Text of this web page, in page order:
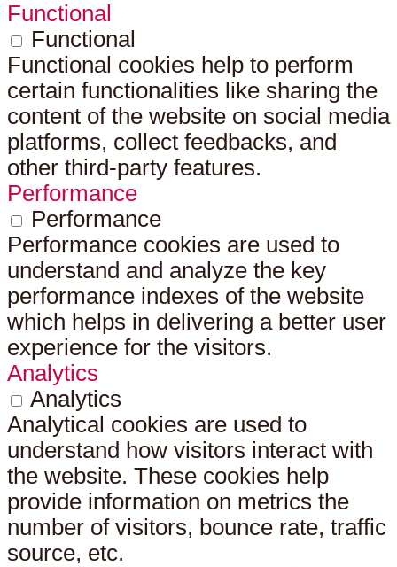
Functional
Functional
Functional cookies help to perform
certain functionalities like sharing the
content of the website on social media
platforms, collect feedbacks, and
other third-party features.
Performance
Performance
Performance cookies are used to
understand and analyze the key
performance indexes of the website
which helps in delivering a better user
experience for the visitors.
Analytics
Analytics
Analytical cookies are used to
understand how visitors interact with
the website. These cookies help
provide information on metrics the
number of visitors, bounce rate, traffic
source, etc.